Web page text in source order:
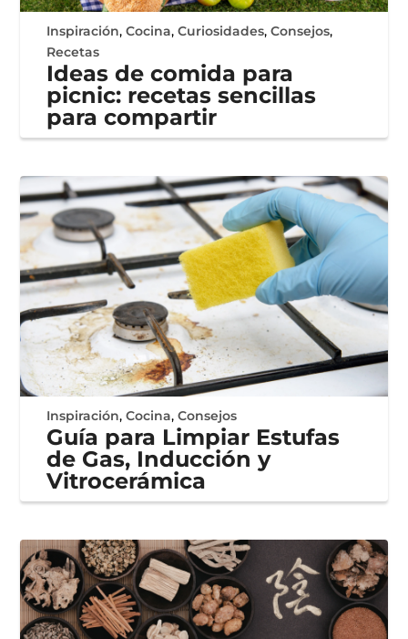
Inspiración,Cocina,Curiosidades,Consejos,
Recetas
Ideas de comida para
picnic: recetas sencillas
para compartir
Inspiración,Cocina,Consejos
Guía para Limpiar Estufas
de Gas, Inducción y
Vitrocerámica